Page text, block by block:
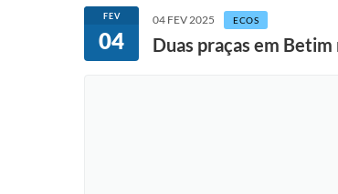
FEV
04
04 FEV 2025 ECOS
Duas praças em